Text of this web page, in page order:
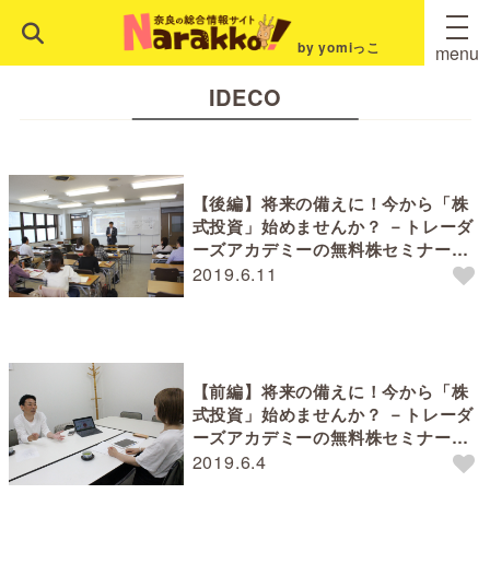
by yomiっこ menu
IDECO
2019.6.11
【後編】将来の備えに！今から「株
式投資」始めませんか？ －トレーダ
ーズアカデミーの無料株セミナー体
験－
2019.6.4
【前編】将来の備えに！今から「株
式投資」始めませんか？ －トレーダ
ーズアカデミーの無料株セミナー体
験－